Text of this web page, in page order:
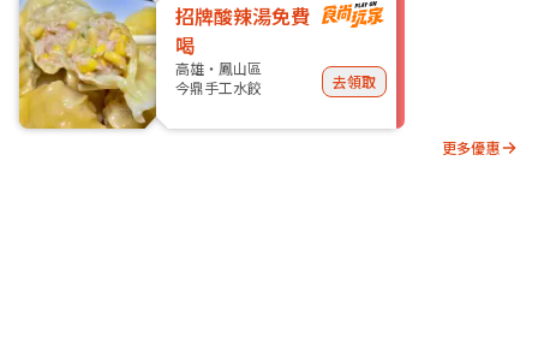
招牌酸辣湯免費
喝
高雄・鳳山區
今鼎手工水餃
去領取
更多優惠